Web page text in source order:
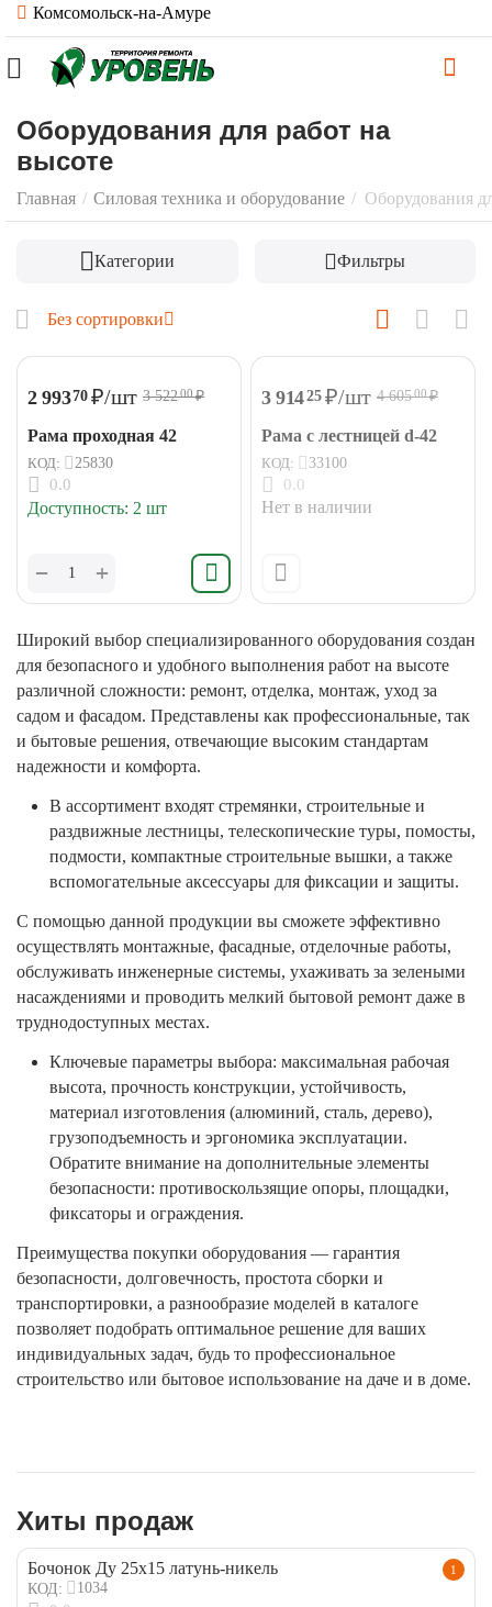
Комсомольск-на-Амуре
Оборудования для работ на
высоте
Главная / Силовая техника и оборудование / Оборудования
Категории Фильтры
Широкий выбор специализированного оборудования создан
для безопасного и удобного выполнения работ на высоте
различной сложности: ремонт, отделка, монтаж, уход за
садом и фасадом. Представлены как профессиональные, так
и бытовые решения, отвечающие высоким стандартам
надежности и комфорта.
В ассортимент входят стремянки, строительные и
раздвижные лестницы, телескопические туры, помосты,
подмости, компактные строительные вышки, а также
вспомогательные аксессуары для фиксации и защиты.
С помощью данной продукции вы сможете эффективно
осуществлять монтажные, фасадные, отделочные работы,
обслуживать инженерные системы, ухаживать за зелеными
насаждениями и проводить мелкий бытовой ремонт даже в
труднодоступных местах.
Ключевые параметры выбора: максимальная рабочая
высота, прочность конструкции, устойчивость,
материал изготовления (алюминий, сталь, дерево),
грузоподъемность и эргономика эксплуатации.
Обратите внимание на дополнительные элементы
безопасности: противоскользящие опоры, площадки,
фиксаторы и ограждения.
Преимущества покупки оборудования — гарантия
безопасности, долговечность, простота сборки и
транспортировки, а разнообразие моделей в каталоге
позволяет подобрать оптимальное решение для ваших
индивидуальных задач, будь то профессиональное
строительство или бытовое использование на даче и в доме.
Без сортировки
2 99370 ₽/шт 3 52200₽
Рама проходная 42
КОД: 25830
0.0
Доступность: 2 шт
+
−
3 91425 ₽/шт 4 60500₽
Рама с лестницей d-42
КОД: 33100
0.0
Нет в наличии
Хиты продаж
1
Бочонок Ду 25х15 латунь-никель
КОД: 1034